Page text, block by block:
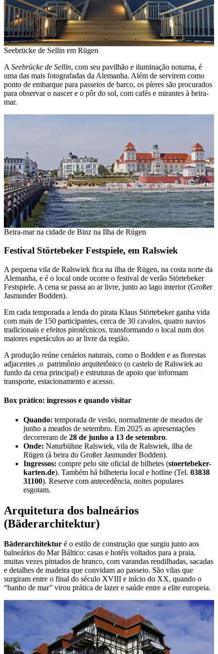
Seebrücke de Sellin em Rügen
A Seebrücke de Sellin, com seu pavilhão e iluminação noturna, é
uma das mais fotografadas da Alemanha. Além de servirem como
ponto de embarque para passeios de barco, os píeres são procurados
para observar o nascer e o pôr do sol, com cafés e mirantes à beira-
mar.
Beira-mar na cidade de Binz na Ilha de Rügen
Festival Störtebeker Festspiele, em Ralswiek
A pequena vila de Ralswiek fica na ilha de Rügen, na costa norte da
Alemanha, e é o local onde ocorre o festival de verão Störtebeker
Festspiele. A cena se passa ao ar livre, junto ao lago interior (Großer
Jasmunder Bodden).
Em cada temporada a lenda do pirata Klaus Störtebeker ganha vida
com mais de 150 participantes, cerca de 30 cavalos, quatro navios
tradicionais e efeitos pirotécnicos, transformando o local num dos
maiores espetáculos ao ar livre da região.
A produção reúne cenários naturais, como o Bodden e as florestas
adjacentes ,o patrimônio arquitetônico (o castelo de Ralswiek ao
fundo da cena principal) e estruturas de apoio que informam
transporte, estacionamento e acesso.
Box prático: ingressos e quando visitar
Quando: temporada de verão, normalmente de meados de
junho a meados de setembro. Em 2025 as apresentações
decorreram de 28 de junho a 13 de setembro.
Onde: Naturbühne Ralswiek, vila de Ralswiek, ilha de
Rügen (à beira do Großer Jasmunder Bodden).
Ingressos: compre pelo site oficial de bilhetes (stoertebeker-
karten.de). Também há bilheteria local e hotline (Tel. 03838
31100). Reserve com antecedência, noites populares
esgotam.
Arquitetura dos balneários
(Bäderarchitektur)
Bäderarchitektur é o estilo de construção que surgiu junto aos
balneários do Mar Báltico: casas e hotéis voltados para a praia,
muitas vezes pintados de branco, com varandas rendilhadas, sacadas
e detalhes de madeira que convidam ao passeio. São vilas que
surgiram entre o final do século XVIII e início do XX, quando o
“banho de mar” virou prática de lazer e saúde entre a elite europeia.